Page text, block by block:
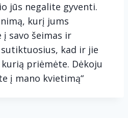
jūs negalite gyventi.
kurį jums
savo šeimas ir
kad ir jie
priėmėte. Dėkoju
į mano kvietimą“